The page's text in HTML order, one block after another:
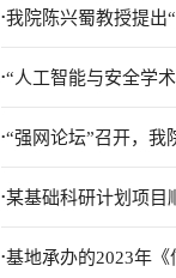
.我院陈兴蜀教授提出
.“人工智能与安全学
.“强网论坛”召开，我
.某基础科研计划项目
.基地承办的2023年